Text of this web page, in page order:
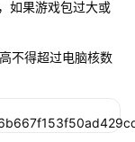
如果游戏包过大或
不得超过电脑核数